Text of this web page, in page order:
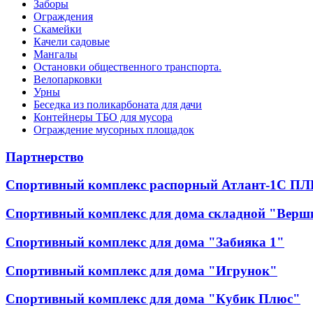
Заборы
Ограждения
Скамейки
Качели садовые
Мангалы
Остановки общественного транспорта.
Велопарковки
Урны
Беседка из поликарбоната для дачи
Контейнеры ТБО для мусора
Ограждение мусорных площадок
Партнерство
Спортивный комплекс распорный Атлант-1С
Спортивный комплекс для дома складной
Спортивный комплекс для дома "Забияка 1"
Спортивный комплекс для дома "Игрунок"
Спортивный комплекс для дома "Кубик Плюс"